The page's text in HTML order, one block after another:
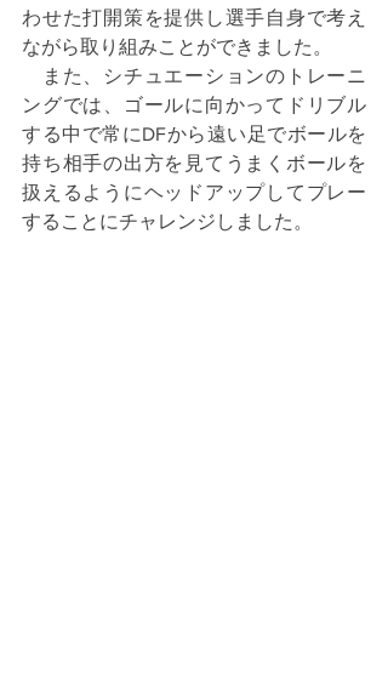
わせた打開策を提供し選手自身で考え
ながら取り組みことができました。
また、シチュエーションのトレーニ
ングでは、ゴールに向かってドリブル
する中で常にDFから遠い足でボールを
持ち相手の出方を見てうまくボールを
扱えるようにヘッドアップしてプレー
することにチャレンジしました。